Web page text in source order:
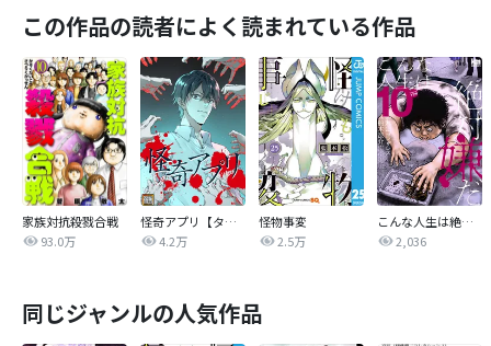
この作品の読者によく読まれている作品
家族対抗殺戮合戦
93.0万
怪奇アプリ【タテヨミ】
4.2万
怪物事変
2.5万
こんな人生は絶対嫌だ
2,036
同じジャンルの人気作品